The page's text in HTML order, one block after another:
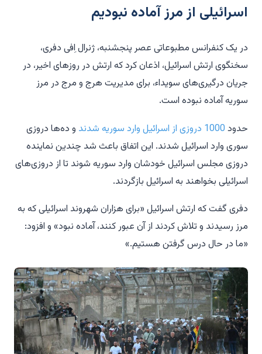
اسرائیلی از مرز آماده نبودیم
در یک کنفرانس مطبوعاتی عصر پنجشنبه، ژنرال اِفی دفری،
سخنگوی ارتش اسرائیل، اذعان کرد که ارتش در روزهای اخیر، در
جریان درگیری‌های سویداء، برای مدیریت هرج و مرج در مرز
سوریه آماده نبوده است.
حدود 1000 دروزی از اسرائیل وارد سوریه شدند
و ده‌ها دروزی
سوری وارد اسرائیل شدند. این اتفاق باعث شد چندین نماینده
دروزی مجلس اسرائیل خودشان وارد سوریه شوند تا از دروزی‌های
اسرائیلی بخواهند به اسرائیل بازگردند.
دفری گفت که ارتش اسرائیل «برای هزاران شهروند اسرائیلی که به
مرز رسیدند و تلاش کردند از آن عبور کنند، آماده نبود» و افزود:
«ما در حال درس گرفتن هستیم.»